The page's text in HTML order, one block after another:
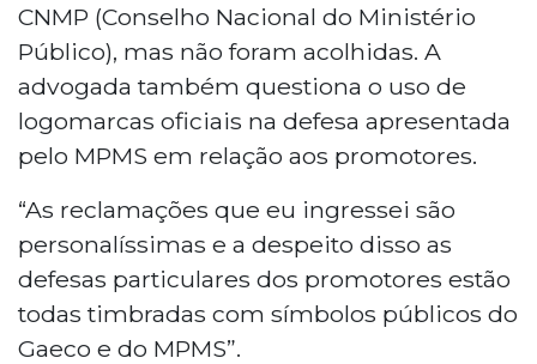
CNMP (Conselho Nacional do Ministério
Público), mas não foram acolhidas. A
advogada também questiona o uso de
logomarcas oficiais na defesa apresentada
pelo MPMS em relação aos promotores.
“As reclamações que eu ingressei são
personalíssimas e a despeito disso as
defesas particulares dos promotores estão
todas timbradas com símbolos públicos do
Gaeco e do MPMS”.